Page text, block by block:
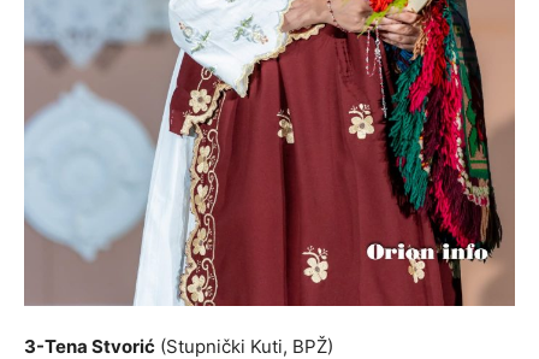
3-Tena Stvorić (Stupnički Kuti, BPŽ)